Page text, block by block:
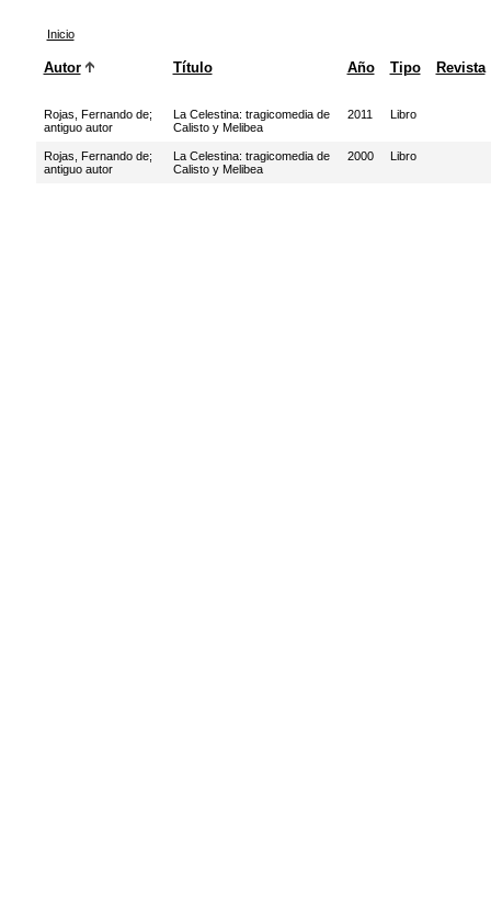
Inicio
Autor Título Año Tipo Revista
Rojas, Fernando de;
antiguo autor
La Celestina: tragicomedia de
Calisto y Melibea
2011 Libro
Rojas, Fernando de;
antiguo autor
La Celestina: tragicomedia de
Calisto y Melibea
2000 Libro